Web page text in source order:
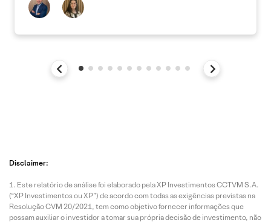
Disclaimer:
Este relatório de análise foi elaborado pela XP Investimentos CCTVM S.A.
(“XP Investimentos ou XP”) de acordo com todas as exigências previstas na
Resolução CVM 20/2021, tem como objetivo fornecer informações que
possam auxiliar o investidor a tomar sua própria decisão de investimento, não